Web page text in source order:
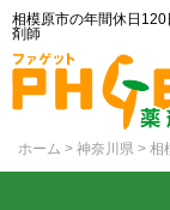
相模原市の年間休日
剤師
ホーム 神奈川県 相